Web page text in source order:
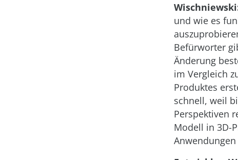
und wie es
Befürworter
Änderung
im Vergleich
Produktes
schnell, weil
Perspektiven
Modell in 3D-